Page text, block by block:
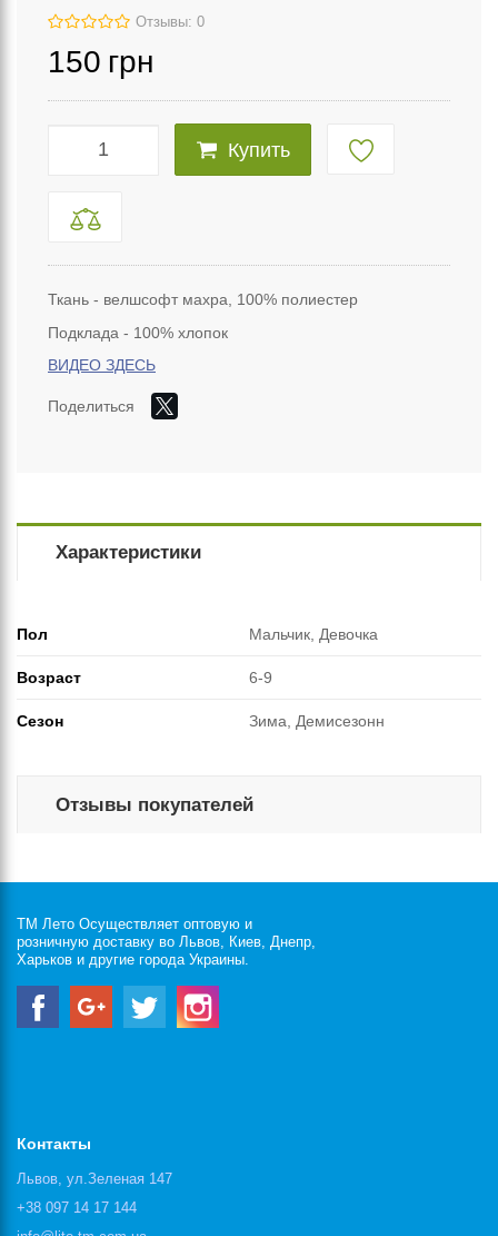
Отзывы: 0
150 грн
Купить
Ткань - велшсофт махра, 100% полиестер
Подклада - 100% хлопок
ВИДЕО ЗДЕСЬ
Поделиться
Характеристики
Пол Мальчик, Девочка
Возраст 6-9
Сезон Зима, Демисезонн
Отзывы покупателей
ТМ Лето Осуществляет оптовую и
розничную доставку во Львов, Киев, Днепр,
Харьков и другие города Украины.
Контакты
Львов, ул.Зеленая 147
+38 097 14 17 144